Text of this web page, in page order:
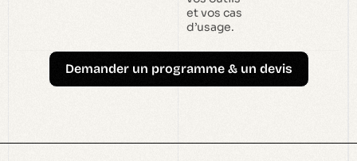
et vos cas
d’usage.
Demander un programme & un devis